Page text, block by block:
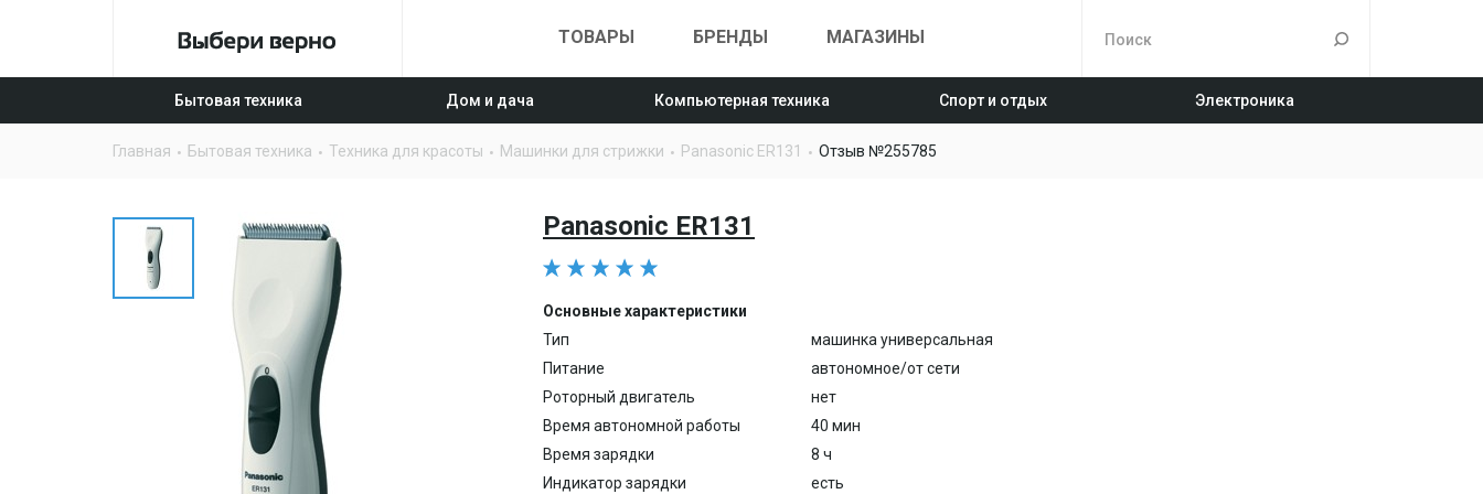
ТОВАРЫ БРЕНДЫ МАГАЗИНЫ
Бытовая техника Дом и дача Компьютерная техника Спорт и отдых Электроника
Главная Бытовая техника Техника для красоты Машинки для стрижки Panasonic ER131 Отзыв №255785
Panasonic ER131
Основные характеристики
Тип
машинка универсальная
Питание
автономное/от сети
Роторный двигатель
нет
Время автономной работы
40 мин
Время зарядки
8 ч
Индикатор зарядки
есть